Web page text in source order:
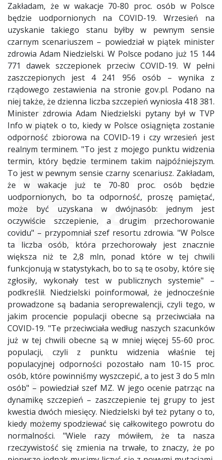
Zakładam, że w wakacje 70-80 proc. osób w Polsce
będzie uodpornionych na COVID-19. Wrzesień na
uzyskanie takiego stanu byłby w pewnym sensie
czarnym scenariuszem – powiedział w piątek minister
zdrowia Adam Niedzielski. W Polsce podano już 15 144
771 dawek szczepionek przeciw COVID-19. W pełni
zaszczepionych jest 4 241 956 osób – wynika z
rządowego zestawienia na stronie gov.pl. Podano na
niej także, że dzienna liczba szczepień wyniosła 418 381.
Minister zdrowia Adam Niedzielski pytany był w TVP
Info w piątek o to, kiedy w Polsce osiągnięta zostanie
odporność zbiorowa na COVID-19 i czy wrzesień jest
realnym terminem. "To jest z mojego punktu widzenia
termin, który będzie terminem takim najpóźniejszym.
To jest w pewnym sensie czarny scenariusz. Zakładam,
że w wakacje już te 70-80 proc. osób będzie
uodpornionych, bo ta odporność, proszę pamiętać,
może być uzyskana w dwójnasób: jednym jest
oczywiście szczepienie, a drugim przechorowanie
covidu" – przypomniał szef resortu zdrowia. "W Polsce
ta liczba osób, która przechorowały jest znacznie
większa niż te 2,8 mln, ponad które w tej chwili
funkcjonują w statystykach, bo to są te osoby, które się
zgłosiły, wykonały test w publicznych systemie" –
podkreślił. Niedzielski poinformował, że jednocześnie
prowadzone są badania seroprewalencji, czyli tego, w
jakim procencie populacji obecne są przeciwciała na
COVID-19. "Te przeciwciała według naszych szacunków
już w tej chwili obecne są w mniej więcej 55-60 proc.
populacji, czyli z punktu widzenia właśnie tej
populacyjnej odporności pozostało nam 10-15 proc.
osób, które powinniśmy wyszczepić, a to jest 3 do 5 mln
osób" – powiedział szef MZ. W jego ocenie patrząc na
dynamikę szczepień – zaszczepienie tej grupy to jest
kwestia dwóch miesięcy. Niedzielski był też pytany o to,
kiedy możemy spodziewać się całkowitego powrotu do
normalności. "Wiele razy mówiłem, że ta nasza
rzeczywistość się zmienia na trwałe, to znaczy, że po